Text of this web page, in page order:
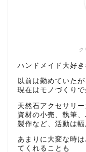
ク
ハンドメイド大好き
以前は勤めていたが
現在はモノづくり
天然石アクセサリー
資材の小売、執筆
製作など、活動は幅
あまりに大変な時
てくれることも